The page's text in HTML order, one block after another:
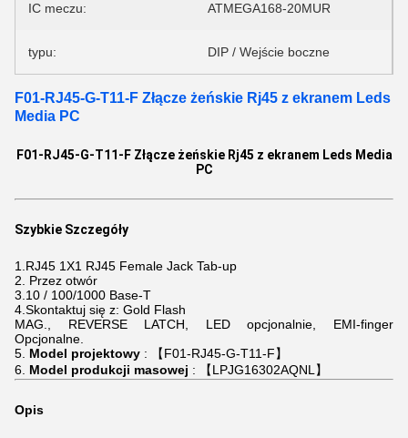
IC meczu: ATMEGA168-20MUR
typu: DIP / Wejście boczne
F01-RJ45-G-T11-F Złącze żeńskie Rj45 z ekranem Leds
Media PC
F01-RJ45-G-T11-F Złącze żeńskie Rj45 z ekranem Leds Media
PC
Szybkie Szczegóły
1.RJ45 1X1 RJ45 Female Jack Tab-up
2. Przez otwór
3.10 / 100/1000 Base-T
4.Skontaktuj się z: Gold Flash
MAG., REVERSE LATCH, LED opcjonalnie, EMI-finger
Opcjonalne.
5. Model projektowy : 【F01-RJ45-G-T11-F】
6. Model produkcji masowej : 【LPJG16302AQNL】
Opis